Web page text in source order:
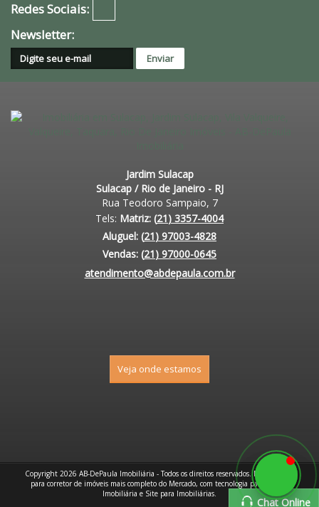
Redes Sociais:
Newsletter:
Jardim Sulacap
Sulacap / Rio de Janeiro - RJ
Rua Teodoro Sampaio, 7
Matriz: (21) 3357-4004
Aluguel: (21) 97003-4828
Vendas: (21) 97000-0645
atendimento@abdepaula.com.br
Veja onde estamos
Chat Online
Copyright 2026 AB-DePaula Imobiliária - Todos os direitos reservados.MIDAS
para corretor de imóveis mais completo do Mercado, com tecnologia para Gestão
Imobiliária e Site para Imobiliárias.